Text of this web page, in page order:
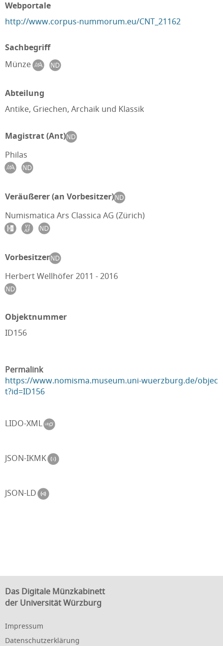
Webportale
http://www.corpus-nummorum.eu/CNT_21162
Sachbegriff
Münze
Abteilung
Antike, Griechen, Archaik und Klassik
Magistrat (Ant)
Philas
Veräußerer (an Vorbesitzer)
Numismatica Ars Classica AG (Zürich)
Vorbesitzer
Herbert Wellhöfer 2011 - 2016
Objektnummer
ID156
Permalink
https://www.nomisma.museum.uni-wuerzburg.de/objec
t?id=ID156
LIDO-XML
JSON-IKMK
JSON-LD
Das Digitale Münzkabinett
der Universität Würzburg
Impressum
Datenschutzerklärung